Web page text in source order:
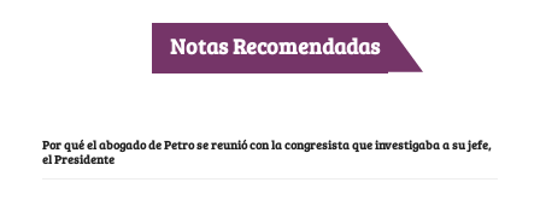
Notas Recomendadas
Por qué el abogado de Petro se reunió con la congresista que investigaba a su jefe,
el Presidente